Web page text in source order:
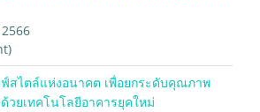
ฟ์สไตล์แห่งอนาคต เพื่อยกระดับคุณภาพ
วยเทคโนโลยีอาคารยุคใหม่